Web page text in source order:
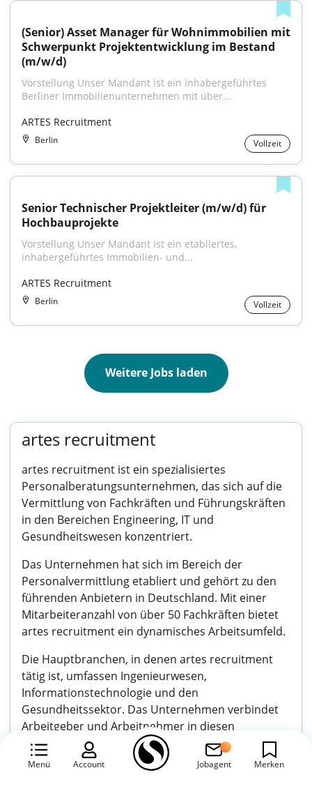
(Senior) Asset Manager für Wohnimmobilien mit
Schwerpunkt Projektentwicklung im Bestand
(m/w/d)
Vorstellung Unser Mandant ist ein inhabergeführtes
Berliner Immobilienunternehmen mit über...
ARTES Recruitment
Berlin Vollzeit
Senior Technischer Projektleiter (m/w/d) für
Hochbauprojekte
Vorstellung Unser Mandant ist ein etabliertes,
inhabergeführtes Immobilien- und...
ARTES Recruitment
Berlin Vollzeit
Weitere Jobs laden
artes recruitment
artes recruitment ist ein spezialisiertes
Personalberatungsunternehmen, das sich auf die
Vermittlung von Fachkräften und Führungskräften
in den Bereichen Engineering, IT und
Gesundheitswesen konzentriert.
Das Unternehmen hat sich im Bereich der
Personalvermittlung etabliert und gehört zu den
führenden Anbietern in Deutschland. Mit einer
Mitarbeiteranzahl von über 50 Fachkräften bietet
artes recruitment ein dynamisches Arbeitsumfeld.
Die Hauptbranchen, in denen artes recruitment
tätig ist, umfassen Ingenieurwesen,
Informationstechnologie und den
Gesundheitssektor. Das Unternehmen verbindet
Arbeitgeber und Arbeitnehmer in diesen
innovativen und wachstumsstarken Bereichen.
Zu den Tätigkeitsbereichen gehören die
Menü Account Jobagent Merken